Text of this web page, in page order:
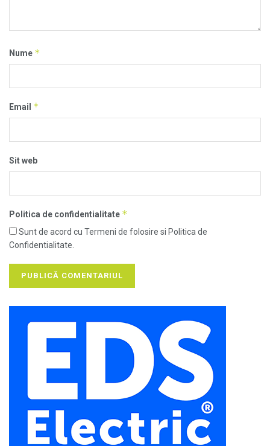
Nume *
Email *
Sit web
Politica de confidentialitate *
Sunt de acord cu Termeni de folosire si Politica de
Confidentialitate.